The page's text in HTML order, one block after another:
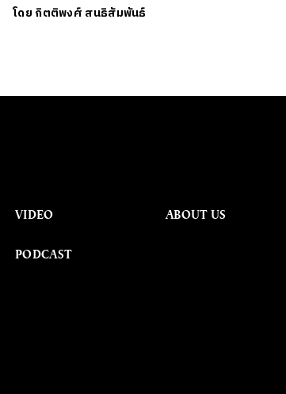
โดย กิตติพงศ์ สนธิสัมพันธ์
VIDEO
PODCAST
ABOUT US